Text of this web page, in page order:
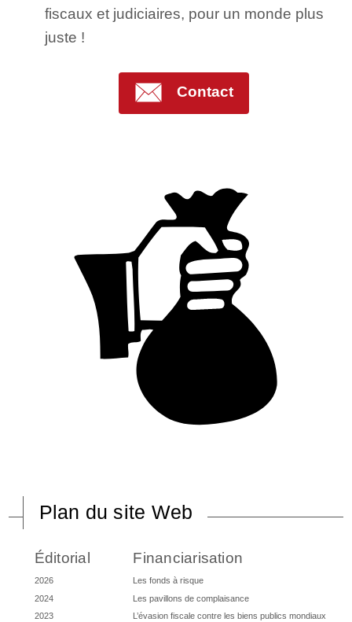
fiscaux et judiciaires, pour un monde plus
juste !
Contact
Plan du site Web
Éditorial
2026
2024
2023
Financiarisation
Les fonds à risque
Les pavillons de complaisance
L’évasion fiscale contre les biens publics mondiaux